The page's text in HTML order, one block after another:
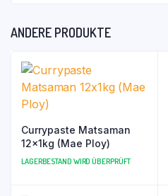
ANDERE PRODUKTE
Currypaste Matsaman
12x1kg (Mae Ploy)
LAGERBESTAND WIRD ÜBERPRÜFT